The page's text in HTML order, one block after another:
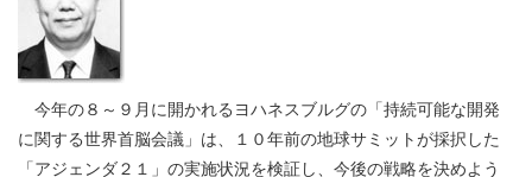
今年の８～９月に開かれるヨハネスブルグの「持続可能な開発
に関する世界首脳会議」は、１０年前の地球サミットが採択した
「アジェンダ２１」の実施状況を検証し、今後の戦略を決めよう